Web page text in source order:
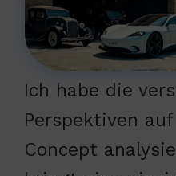
Ich habe die
Perspektiven
Concept